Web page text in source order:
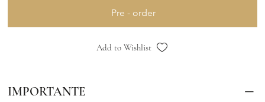
Pre - order
Add to Wishlist
IMPORTANTE